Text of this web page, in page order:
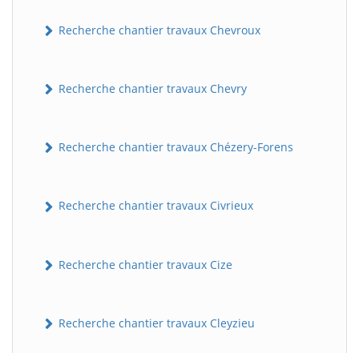
Recherche chantier travaux Chevroux
Recherche chantier travaux Chevry
Recherche chantier travaux Chézery-Forens
Recherche chantier travaux Civrieux
Recherche chantier travaux Cize
Recherche chantier travaux Cleyzieu